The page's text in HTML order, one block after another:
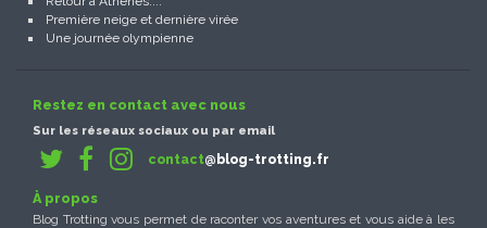
Première neige et dernière virée
Une journée olympienne
Restez en contact avec nous
Sur les réseaux sociaux ou par email
contact@blog-trotting.fr
À propos
Blog Trotting vous permet de raconter vos aventures et vous aide à les